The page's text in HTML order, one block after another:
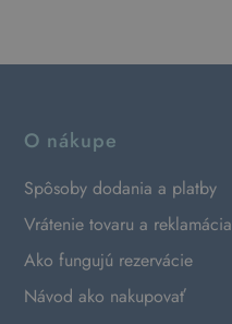
O nákupe
Spôsoby dodania a platby
Vrátenie tovaru a reklamácia
Ako fungujú rezervácie
Návod ako nakupovať